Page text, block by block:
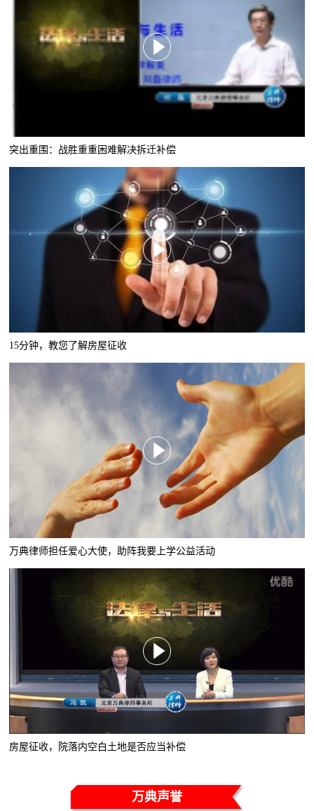
突出重围：战胜重重困难解决拆迁补偿
15分钟，教您了解房屋征收
万典律师担任爱心大使，助阵我要上学公益活动
房屋征收，院落内空白土地是否应当补偿
万典声誉